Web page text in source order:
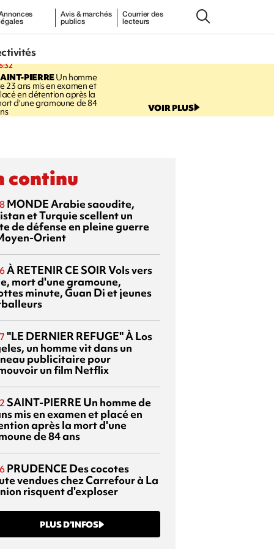
Avis & marchés
publics
Courrier des
lecteurs
PIERREUn homme
23 ans mis en examen et
en détention après la
d'une gramoune de 84 VOIR PLUS
continu
MONDEArabie saoudite,
et Turquie scellent un
de défense en pleine guerre
Orient
À RETENIR CE SOIRVols vers
mort d'une gramoune,
minute, Guan Di et jeunes
"LE DERNIER REFUGE"À Los
un homme vit dans un
publicitaire pour
un film Netflix
SAINT-PIERRE Un homme de
mis en examen et placé en
après la mort d'une
de 84 ans
PRUDENCE Des cocotes
vendues chez Carrefour à La
risquent d'exploser
PLUS D’INFOS